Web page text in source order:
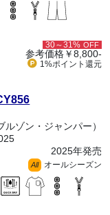
30～31% OFF
参考価格￥8,800-
1%ポイント 還元
ゾン・ジャンパー）
2025年発売
All オールシーズン